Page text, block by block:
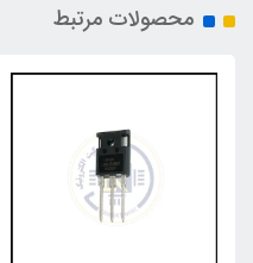
محصولات مرتبط